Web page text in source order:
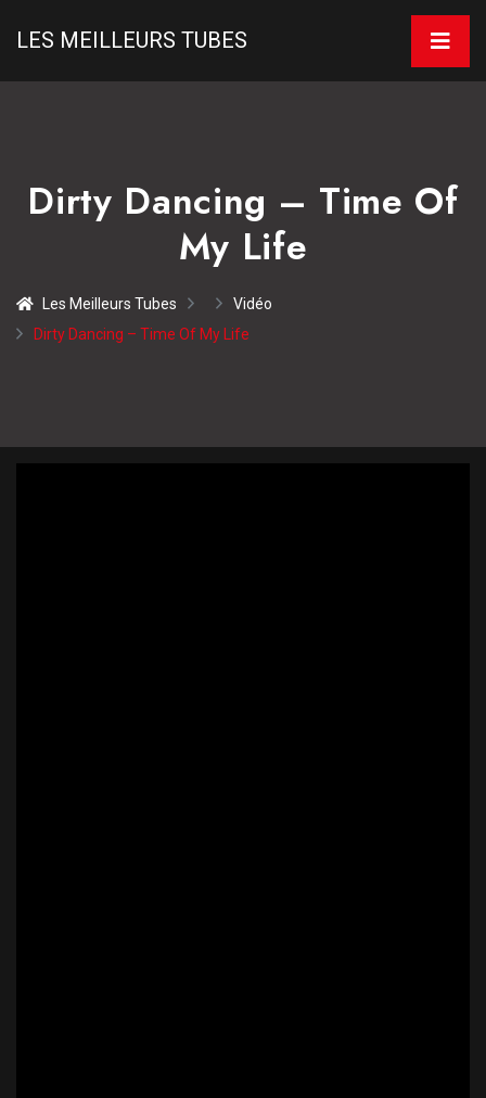
LES MEILLEURS TUBES
Dirty Dancing – Time Of
My Life
Les Meilleurs Tubes
Vidéo
Dirty Dancing – Time Of My Life